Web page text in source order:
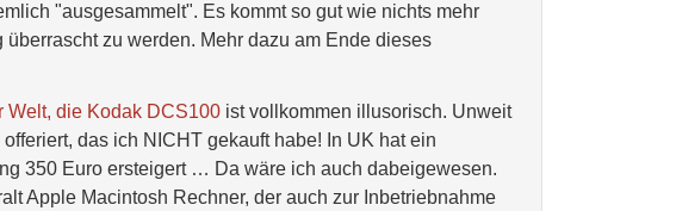
"ausgesammelt". Es kommt so gut wie nichts mehr
zu werden. Mehr dazu am Ende dieses
Welt, die Kodak DCS100 ist vollkommen illusorisch. Unweit
das ich NICHT gekauft habe! In UK hat ein
350 Euro ersteigert … Da wäre ich auch dabeigewesen.
Apple Macintosh Rechner, der auch zur Inbetriebnahme